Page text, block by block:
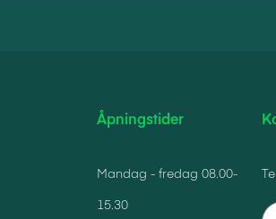
Åpningstider
Mandag - fredag 08.00-
15.30